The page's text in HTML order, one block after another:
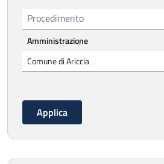
Procedimento
Amministrazione